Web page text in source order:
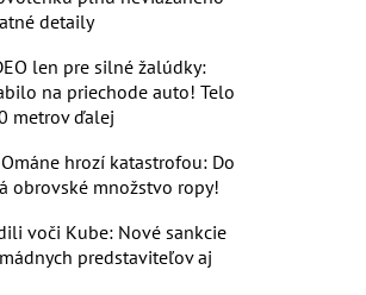
detaily
len pre silné žalúdky:
na priechode auto! Telo
metrov ďalej
hrozí katastrofou: Do
obrovské množstvo ropy!
voči Kube: Nové sankcie
predstaviteľov aj